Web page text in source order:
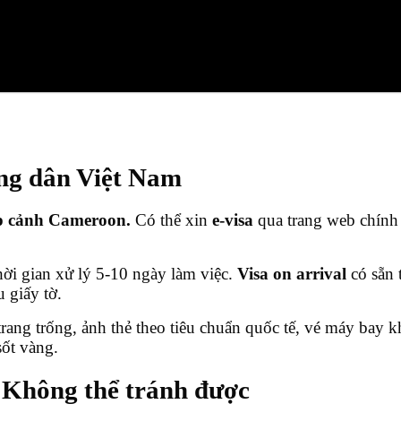
dân Việt Nam
Cameroon. Có thể xin e-visa qua trang web
gian xử lý 5-10 ngày làm việc. Visa on arrival có sẵn
giấy tờ.
trống, ảnh thẻ theo tiêu chuẩn quốc tế, vé máy bay
vàng.
thể tránh được